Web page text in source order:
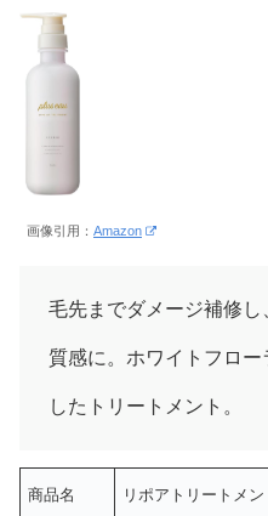
画像引用： Amazon
毛先までダメージ補修
質感に。ホワイトフロ
したトリートメント。
商品名 リポアトリートメン